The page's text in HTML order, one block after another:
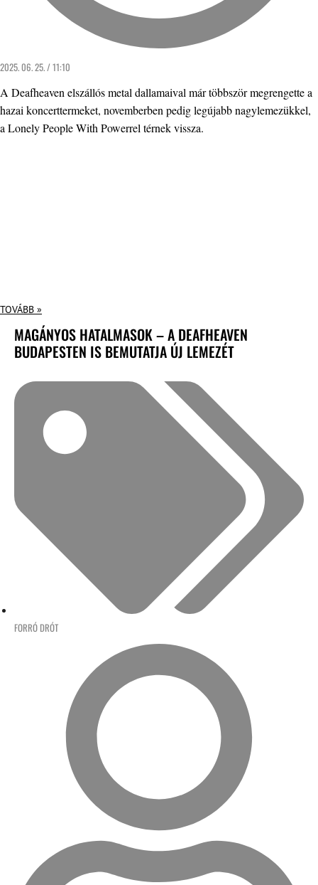
2025. 06. 25. / 11:10
A Deafheaven elszállós metal dallamaival már többször megrengette a
hazai koncerttermeket, novemberben pedig legújabb nagylemezükkel,
a Lonely People With Powerrel térnek vissza.
TOVÁBB »
MAGÁNYOS HATALMASOK – A DEAFHEAVEN
BUDAPESTEN IS BEMUTATJA ÚJ LEMEZÉT
FORRÓ DRÓT